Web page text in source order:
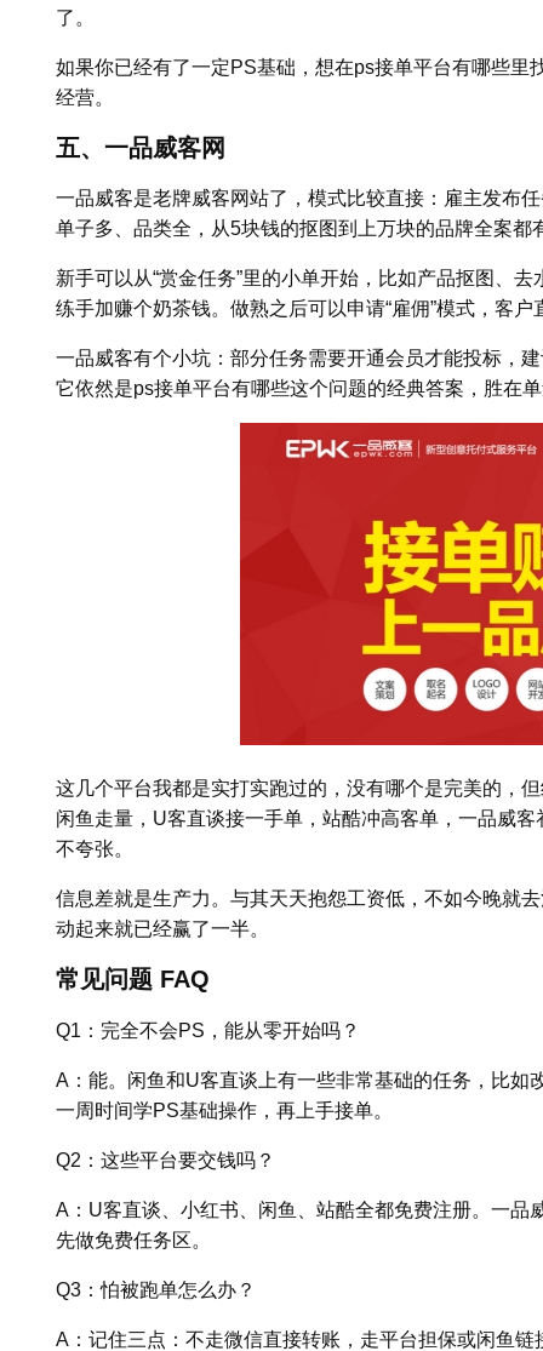
了。
如果你已经有了一定PS基础，想在ps接单平台有哪些里
经营。
五、一品威客网
一品威客是老牌威客网站了，模式比较直接：雇主发布
单子多、品类全，从5块钱的抠图到上万块的品牌全案都
新手可以从“赏金任务”里的小单开始，比如产品抠图、
练手加赚个奶茶钱。做熟之后可以申请“雇佣”模式，客
一品威客有个小坑：部分任务需要开通会员才能投标，
它依然是ps接单平台有哪些这个问题的经典答案，胜在
这几个平台我都是实打实跑过的，没有哪个是完美的，
闲鱼走量，U客直谈接一手单，站酷冲高客单，一品威
不夸张。
信息差就是生产力。与其天天抱怨工资低，不如今晚就
动起来就已经赢了一半。
常见问题 FAQ
Q1：完全不会PS，能从零开始吗？
A：能。闲鱼和U客直谈上有一些非常基础的任务，比如
一周时间学PS基础操作，再上手接单。
Q2：这些平台要交钱吗？
A：U客直谈、小红书、闲鱼、站酷全都免费注册。一品
先做免费任务区。
Q3：怕被跑单怎么办？
A：记住三点：不走微信直接转账，走平台担保或闲鱼